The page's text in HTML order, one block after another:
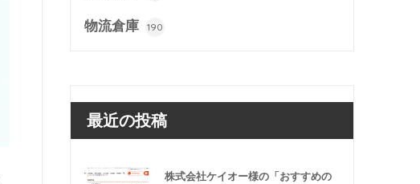
物流倉庫 190
最近の投稿
株式会社ケイオー様の「おすすめの